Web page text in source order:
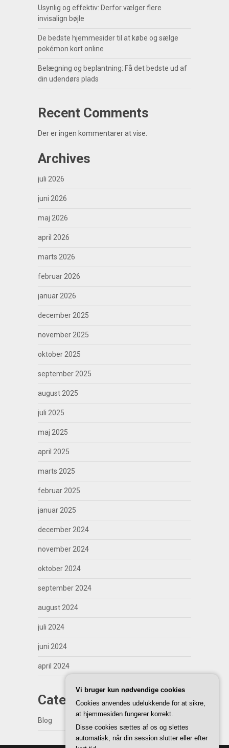
Usynlig og effektiv: Derfor vælger flere
invisalign bøjle
De bedste hjemmesider til at købe og sælge
pokémon kort online
Belægning og beplantning: Få det bedste ud af
din udendørs plads
Recent Comments
Der er ingen kommentarer at vise.
Archives
juli 2026
juni 2026
maj 2026
april 2026
marts 2026
februar 2026
januar 2026
december 2025
november 2025
oktober 2025
september 2025
august 2025
juli 2025
maj 2025
april 2025
marts 2025
februar 2025
januar 2025
december 2024
november 2024
oktober 2024
september 2024
august 2024
juli 2024
juni 2024
april 2024
Categories
Blog
Vi bruger kun nødvendige cookies
Cookies anvendes udelukkende for at sikre,
at hjemmesiden fungerer korrekt.
Disse cookies sættes af os og slettes
automatisk, når din session slutter eller efter